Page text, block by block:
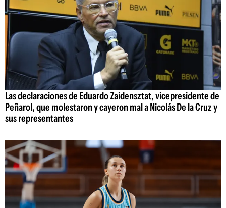
Las declaraciones de Eduardo Zaidensztat, vicepresidente de
Peñarol, que molestaron y cayeron mal a Nicolás De la Cruz y
sus representantes